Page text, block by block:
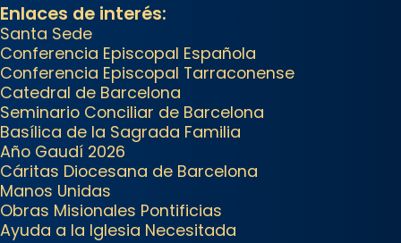
2 weeks ago
Memòria de les santes Juliana i
Semproniana, verges i màrtirs.
Acompanyant la història de sant
Cugat, a partir de l’Edat Mitjana
sorgeix la tradició que les santes
Juliana (“relatiu a Júlia”) i
Semproniana (“relatiu a
Enlaces de interés:
Santa Sede
Conferencia Episcopal Española
Conferencia Episcopal Tarraconense
Catedral de Barcelona
Seminario Conciliar de Barcelona
Basílica de la Sagrada Familia
Año Gaudí 2026
Cáritas Diocesana de Barcelona
Manos Unidas
Obras Misionales Pontificias
Ayuda a la Iglesia Necesitada